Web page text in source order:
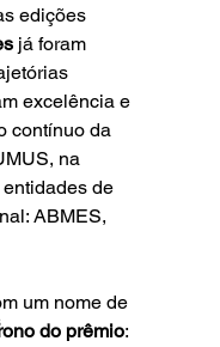
edições
já foram
excelência e
contínuo da
na
de
: ABMES,
um nome de
do prêmio: